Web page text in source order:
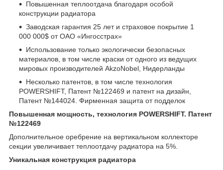
Повышенная теплоотдача благодаря особой
конструкции радиатора
Заводская гарантия 25 лет и страховое покрытие 1
000 000$ от ОАО «Ингосстрах»
Использование только экологически безопасных
материалов, в том числе краски от одного из ведущих
мировых производителей AkzoNobel, Нидерланды
Несколько патентов, в том числе технология
POWERSHIFT, Патент №122469 и патент на дизайн,
Патент №144024. Фирменная защита от подделок
Повышенная мощность, технология POWERSHIFT. Патент
№122469
Дополнительное оребрение на вертикальном коллекторе
секции увеличивает теплоотдачу радиатора на 5%.
Уникальная конструкция радиатора